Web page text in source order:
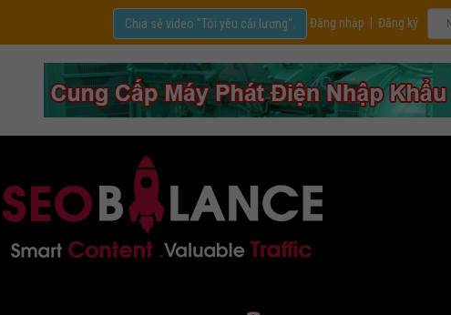
Đăng nhập Đăng ký
Chia sẻ video "Tôi yêu cải lương".